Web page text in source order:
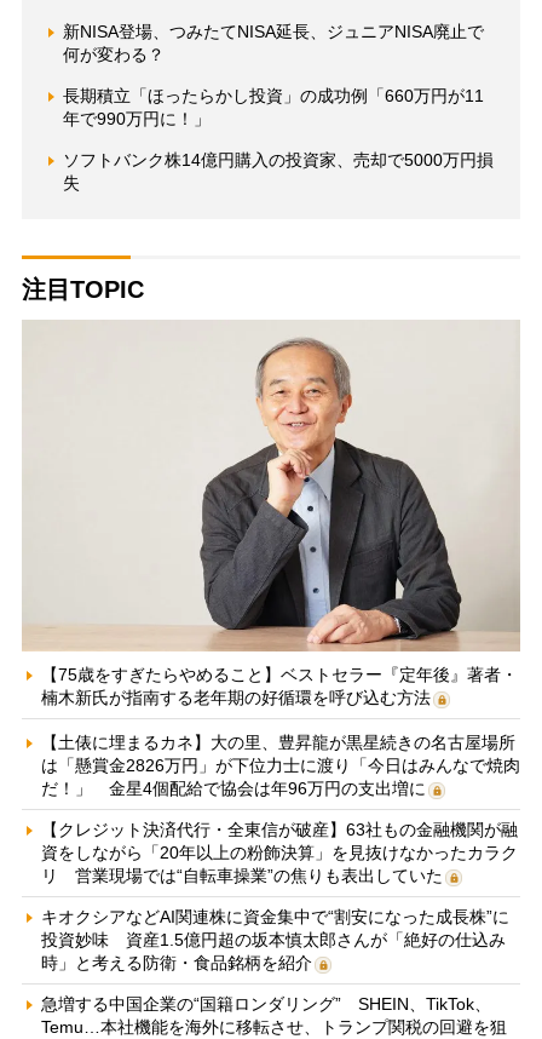
新NISA登場、つみたてNISA延長、ジュニアNISA廃止で
何が変わる？
長期積立「ほったらかし投資」の成功例「660万円が11
年で990万円に！」
ソフトバンク株14億円購入の投資家、売却で5000万円損
失
注目TOPIC
【75歳をすぎたらやめること】ベストセラー『定年後』著者・
楠木新氏が指南する老年期の好循環を呼び込む方法
【土俵に埋まるカネ】大の里、豊昇龍が黒星続きの名古屋場所
は「懸賞金2826万円」が下位力士に渡り「今日はみんなで焼肉
だ！」 金星4個配給で協会は年96万円の支出増に
【クレジット決済代行・全東信が破産】63社もの金融機関が融
資をしながら「20年以上の粉飾決算」を見抜けなかったカラク
リ 営業現場では“自転車操業”の焦りも表出していた
キオクシアなどAI関連株に資金集中で“割安になった成長株”に
投資妙味 資産1.5億円超の坂本慎太郎さんが「絶好の仕込み
時」と考える防衛・食品銘柄を紹介
急増する中国企業の“国籍ロンダリング” SHEIN、TikTok、
Temu…本社機能を海外に移転させ、トランプ関税の回避を狙